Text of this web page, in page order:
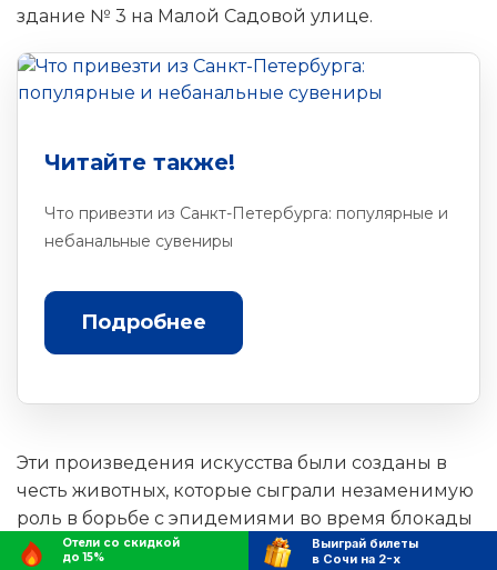
здание № 3 на Малой Садовой улице.
Читайте также!
Что привезти из Санкт-Петербурга: популярные и
небанальные сувениры
Подробнее
Эти произведения искусства были созданы в
честь животных, которые сыграли незаменимую
роль в борьбе с эпидемиями во время блокады
Ленинграда. В самую сложную пору блокады,
Отели со скидкой
до 15%
Выиграй билеты
в Сочи на 2-х